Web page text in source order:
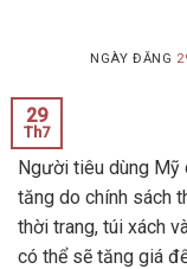
NGÀY ĐĂNG
29
Th7
Người tiêu dùng Mỹ
tăng do chính sách
thời trang, túi xách
có thể sẽ tăng giá